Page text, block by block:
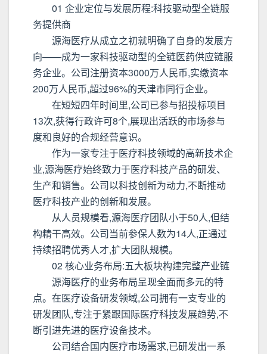
01 企业定位与发展历程:科技驱动型全链服
务提供商
源海医疗从成立之初就明确了自身的发展方
向——成为一家科技驱动型的全链医药供应链服
务企业。公司注册资本3000万人民币,实缴资本
200万人民币,超过96%的天津市同行企业。
在短短四年时间里,公司已参与招投标项目
13次,获得行政许可8个,展现出活跃的市场参与
度和良好的合规经营意识。
作为一家专注于医疗科技领域的高新技术企
业,源海医疗始终致力于医疗科技产品的研发、
生产和销售。公司以科技创新为动力,不断推动
医疗科技产业的创新和发展。
从人员规模看,源海医疗团队小于50人,但结
构精干高效。公司当前参保人数为14人,正通过
持续招聘优秀人才,扩大团队规模。
02 核心业务布局:五大板块构建完整产业链
源海医疗的业务布局呈现全面而多元的特
点。在医疗设备研发领域,公司拥有一支专业的
研发团队,专注于紧跟国际医疗科技发展趋势,不
断引进先进的医疗设备技术。
公司结合国内医疗市场需求,已研发出一系